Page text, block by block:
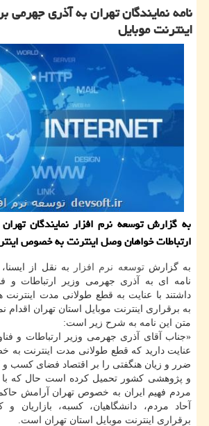
نامه نمایندگان تهران به آذری جهرمی
اینترنت موبایل
به گزارش توسعه نرم افزار نمایندگان
ارتباطات خواهان وصل اینترنت به خصوص
به گزارشتوسعه نرم افزار
نامه ای به آذری جهرمی وزیر ارتباطات و
داشتند با عنایت به قطع طولانی مدت
به برقراری اینترنت موبایل استان تهران اقدام
متن این نامه به شرح زیر است:
«جناب آقای آذری جهرمی وزیر ارتباطات و
عنایت دارید كه قطع طولانی مدت اینترنت به
ضرر و زیان هنگفتی را بر اقتصاد فضای كسب
و پژوهشی كشور تحمیل كرده است حال كه با
مردم فهیم ایران به خصوص تهران آرامش
آحاد مردم، دانشگاهیان، كسبه، بازاریان و
برقراری اینترنت موبایل استان تهران است.